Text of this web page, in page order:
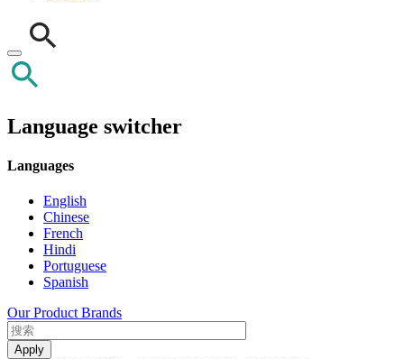
Language switcher
Languages
English
Chinese
French
Hindi
Portuguese
Spanish
Our Product Brands